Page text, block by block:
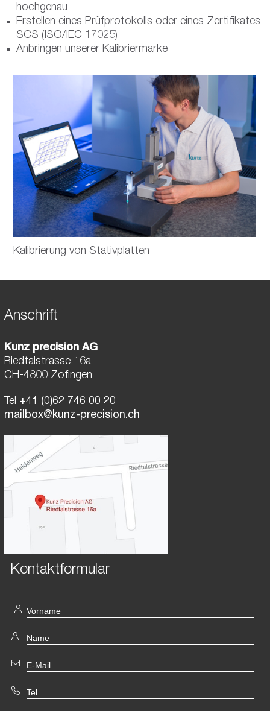
hochgenau
Erstellen eines Prüfprotokolls oder eines Zertifikates
SCS (ISO/IEC 17025)
Anbringen unserer Kalibriermarke
Kalibrierung von Stativplatten
Anschrift
Kunz precision AG
Riedtalstrasse 16a
CH-4800 Zofingen
Tel +41 (0)62 746 00 20
mailbox@kunz-precision.ch
Kontaktformular